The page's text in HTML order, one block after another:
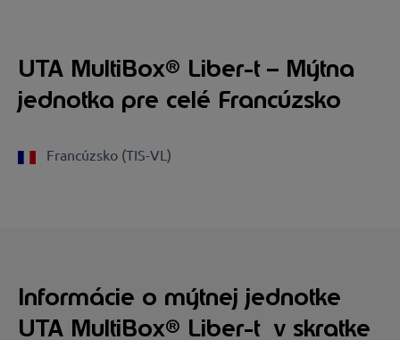
UTA MultiBox® Liber-t – Mýtna
jednotka pre celé Francúzsko
Francúzsko (TIS-VL)
Informácie o mýtnej jednotke
UTA MultiBox® Liber-t v skratke